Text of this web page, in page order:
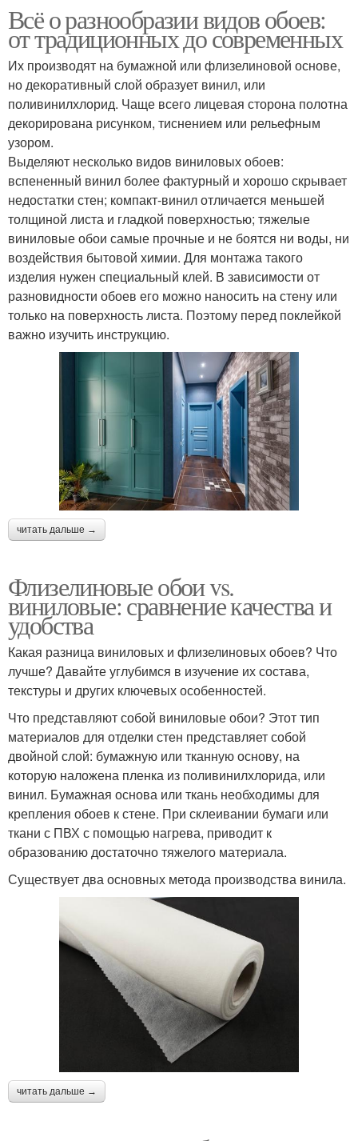
Всё о разнообразии видов обоев:
от традиционных до современных
Их производят на бумажной или флизелиновой основе,
но декоративный слой образует винил, или
поливинилхлорид. Чаще всего лицевая сторона полотна
декорирована рисунком, тиснением или рельефным
узором.
Выделяют несколько видов виниловых обоев:
вспененный винил более фактурный и хорошо скрывает
недостатки стен; компакт-винил отличается меньшей
толщиной листа и гладкой поверхностью; тяжелые
виниловые обои самые прочные и не боятся ни воды, ни
воздействия бытовой химии. Для монтажа такого
изделия нужен специальный клей. В зависимости от
разновидности обоев его можно наносить на стену или
только на поверхность листа. Поэтому перед поклейкой
важно изучить инструкцию.
читать дальше →
Флизелиновые обои vs.
виниловые: сравнение качества и
удобства
Какая разница виниловых и флизелиновых обоев? Что
лучше? Давайте углубимся в изучение их состава,
текстуры и других ключевых особенностей.
Что представляют собой виниловые обои? Этот тип
материалов для отделки стен представляет собой
двойной слой: бумажную или тканную основу, на
которую наложена пленка из поливинилхлорида, или
винил. Бумажная основа или ткань необходимы для
крепления обоев к стене. При склеивании бумаги или
ткани с ПВХ с помощью нагрева, приводит к
образованию достаточно тяжелого материала.
Существует два основных метода производства винила.
читать дальше →